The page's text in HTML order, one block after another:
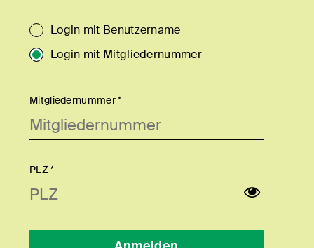
Login mit Benutzername
Login mit Mitgliedernummer
Mitgliedernummer *
PLZ *